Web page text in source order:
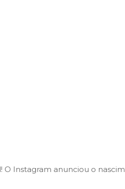
Instagram anunciou o